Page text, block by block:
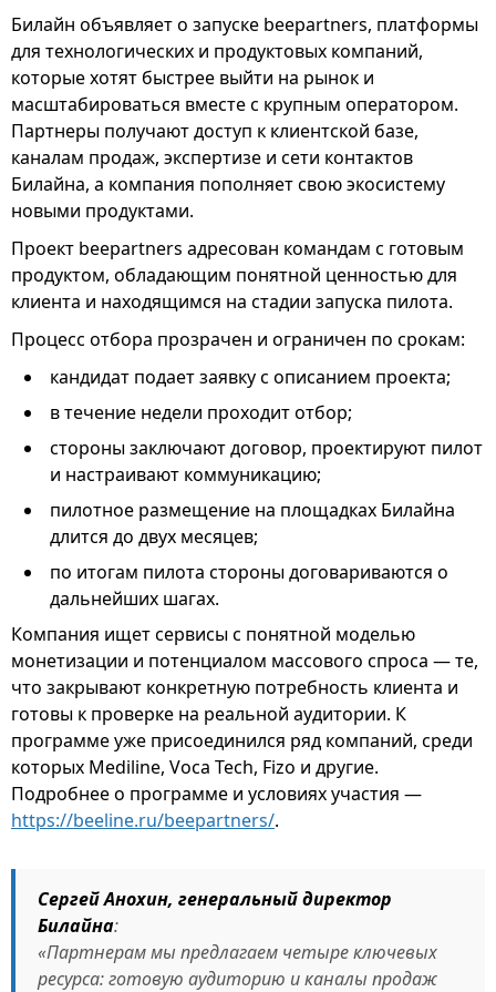
Билайн объявляет о запуске beepartners, платформы
для технологических и продуктовых компаний,
которые хотят быстрее выйти на рынок и
масштабироваться вместе с крупным оператором.
Партнеры получают доступ к клиентской базе,
каналам продаж, экспертизе и сети контактов
Билайна, а компания пополняет свою экосистему
новыми продуктами.
Проект beepartners адресован командам с готовым
продуктом, обладающим понятной ценностью для
клиента и находящимся на стадии запуска пилота.
Процесс отбора прозрачен и ограничен по срокам:
кандидат подает заявку с описанием проекта;
в течение недели проходит отбор;
стороны заключают договор, проектируют пилот
и настраивают коммуникацию;
пилотное размещение на площадках Билайна
длится до двух месяцев;
по итогам пилота стороны договариваются о
дальнейших шагах.
Компания ищет сервисы с понятной моделью
монетизации и потенциалом массового спроса — те,
что закрывают конкретную потребность клиента и
готовы к проверке на реальной аудитории. К
программе уже присоединился ряд компаний, среди
которых Mediline, Voca Tech, Fizo и другие.
Подробнее о программе и условиях участия —
https://beeline.ru/beepartners/.
Сергей Анохин, генеральный директор
Билайна:
«Партнерам мы предлагаем четыре ключевых
ресурса: готовую аудиторию и каналы продаж